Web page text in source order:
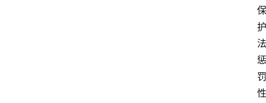
保
护
法
惩
罚
性